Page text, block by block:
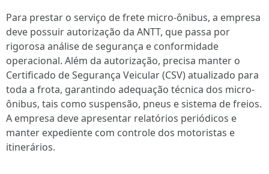
Para prestar o serviço de frete micro-ônibus, a empresa
deve possuir autorização da ANTT, que passa por
rigorosa análise de segurança e conformidade
operacional. Além da autorização, precisa manter o
Certificado de Segurança Veicular (CSV) atualizado para
toda a frota, garantindo adequação técnica dos micro-
ônibus, tais como suspensão, pneus e sistema de freios.
A empresa deve apresentar relatórios periódicos e
manter expediente com controle dos motoristas e
itinerários.